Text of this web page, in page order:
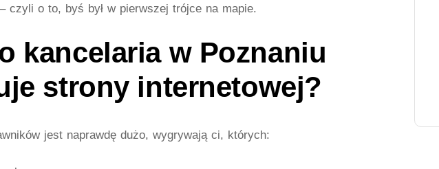
czyli o to, byś był w pierwszej trójce na mapie.
kancelaria w Poznaniu
strony internetowej?
jest naprawdę dużo, wygrywają ci, których: